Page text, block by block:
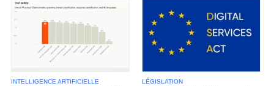
INTELLIGENCE ARTIFICIELLE LÉGISLATION